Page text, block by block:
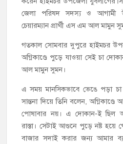
জেলা পরিষদ সদস্য ও আগামী
চেয়ারম্যান প্রার্থী এস এম আল মামুন
গতকাল সোমবার দুপুরে হাইমচর
অগ্নিকাণ্ডে পুড়ে যাওয়া সেই চা
আল মামুন সুমন।
এ সময় মানসিকভাবে ভেঙে পড়া
সান্তনা দিয়ে তিনি বলেন,
পোষাবার নয়। এ দোকান-ই ছিল
রাস্তা। সেটাই আগুনে পুড়ে নষ্ট
বাজার সদাই করার জন্য আমার